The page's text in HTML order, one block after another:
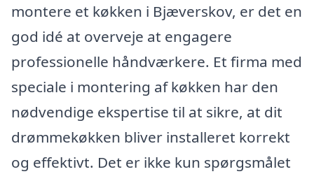
montere et køkken i Bjæverskov, er det en
god idé at overveje at engagere
professionelle håndværkere. Et firma med
speciale i montering af køkken har den
nødvendige ekspertise til at sikre, at dit
drømmekøkken bliver installeret korrekt
og effektivt. Det er ikke kun spørgsmålet